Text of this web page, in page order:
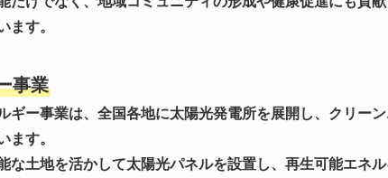
ます。
事業
ギー事業は、全国各地に太陽光発電所を展開し、クリー
ます。
な土地を活かして太陽光パネルを設置し、再生可能エネ